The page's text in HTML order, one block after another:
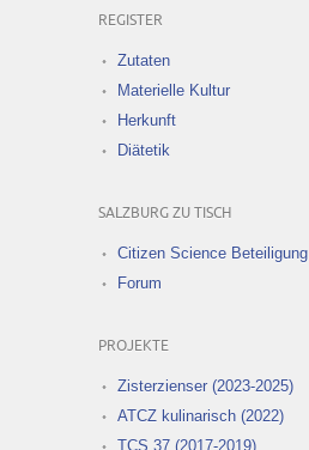
REGISTER
Zutaten
Materielle Kultur
Herkunft
Diätetik
SALZBURG ZU TISCH
Citizen Science Beteiligung
Forum
PROJEKTE
Zisterzienser (2023-2025)
ATCZ kulinarisch (2022)
TCS 37 (2017-2019)